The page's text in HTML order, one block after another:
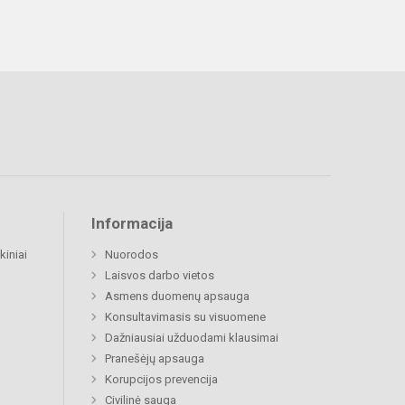
Informacija
Nuorodos
Laisvos darbo vietos
Asmens duomenų apsauga
Konsultavimasis su visuomene
Dažniausiai užduodami klausimai
Pranešėjų apsauga
Korupcijos prevencija
Civilinė sauga